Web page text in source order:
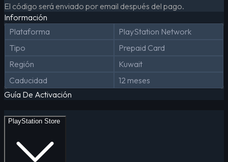
El código será enviado por email después del pago.
Información
Plataforma
PlayStation Network
Tipo
Prepaid Card
Región
Kuwait
Caducidad
12 meses
Guía De Activación
PlayStation Store